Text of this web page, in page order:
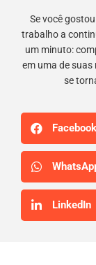
Se você
trabalho a
um minuto:
em uma de suas
se
Facebook
LinkedIn